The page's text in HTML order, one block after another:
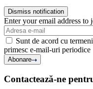
Dismiss notification
Enter your email address
Sunt de acord cu
primesc e-mail-uri periodice
Abonare
Contactează-ne